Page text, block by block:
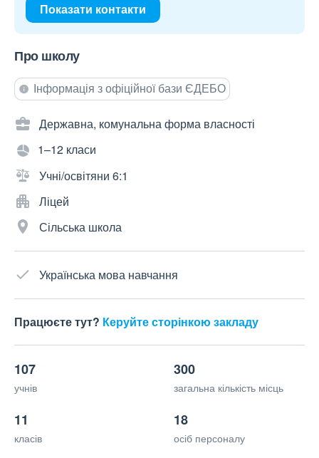
Показати контакти
Про школу
Інформація з офіційної бази ЄДЕБО
Державна, комунальна форма власності
1–12 класи
Учні/освітяни 6:1
Ліцей
Сільська школа
Українська мова навчання
Працюєте тут? Керуйте сторінкою закладу
107
учнів
300
загальна кількість місць
11
класів
18
осіб персоналу